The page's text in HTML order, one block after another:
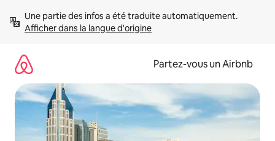
directement
Afficher dans la langue d'origine
Partez-vous un Airbnb